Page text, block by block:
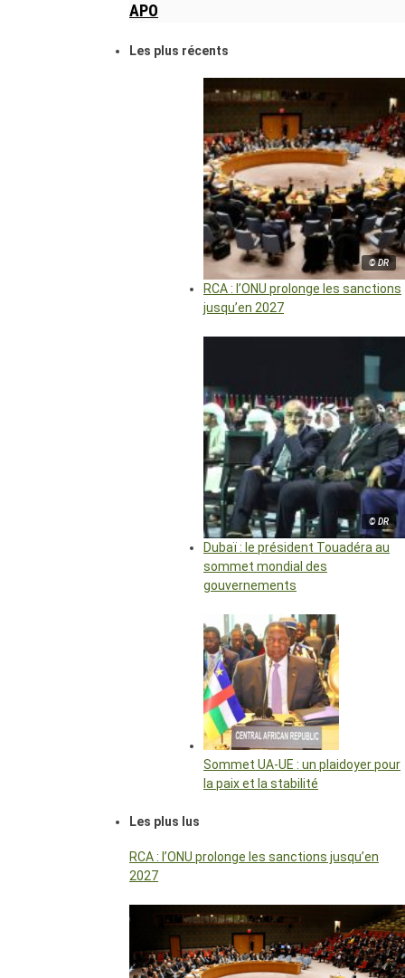
APO
Les plus récents
© DR
RCA : l’ONU prolonge les sanctions
jusqu’en 2027
© DR
Dubaï : le président Touadéra au
sommet mondial des
gouvernements
Sommet UA-UE : un plaidoyer pour
la paix et la stabilité
Les plus lus
RCA : l’ONU prolonge les sanctions jusqu’en
2027